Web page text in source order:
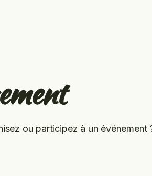
ou participez à un